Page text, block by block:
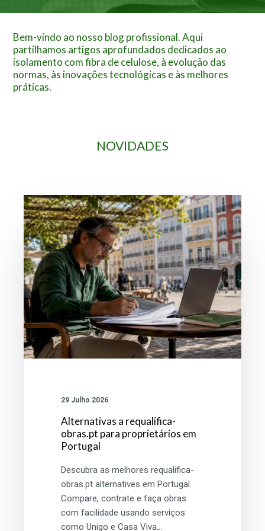
Bem-vindo ao nosso blog profissional. Aqui
partilhamos artigos aprofundados dedicados ao
isolamento com fibra de celulose, à evolução das
normas, às inovações tecnológicas e às melhores
práticas.
NOVIDADES
Alternativas
a
requalifica-
obras.pt
para
proprietários
em
Portugal
29 Julho 2026
Alternativas a requalifica-
obras.pt para proprietários em
Portugal
Descubra as melhores requalifica-
obras.pt alternatives em Portugal.
Compare, contrate e faça obras
com facilidade usando serviços
como Unigo e Casa Viva…